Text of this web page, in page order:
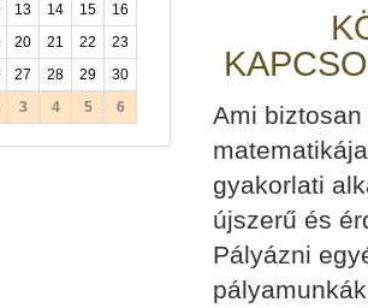
13 14 15
16
20 21 22
23
27 28 29
30
3 4 5 6
Ami
gyakorlati
újszerű és
Pályázni